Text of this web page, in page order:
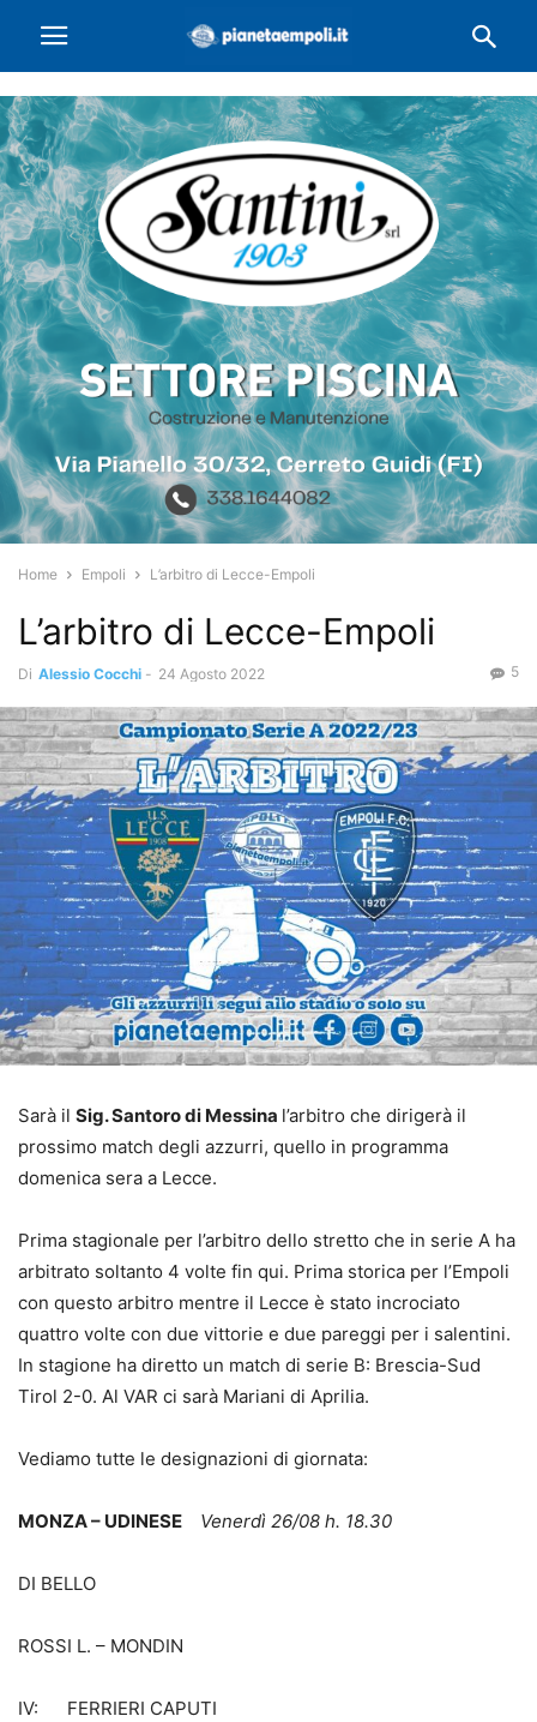
Home Empoli L’arbitro di Lecce-Empoli
L’arbitro di Lecce-Empoli
Di Alessio Cocchi - 24 Agosto 2022 5
Sarà il Sig. Santoro di Messina l’arbitro che dirigerà il
prossimo match degli azzurri, quello in programma
domenica sera a Lecce.
Prima stagionale per l’arbitro dello stretto che in serie A ha
arbitrato soltanto 4 volte fin qui. Prima storica per l’Empoli
con questo arbitro mentre il Lecce è stato incrociato
quattro volte con due vittorie e due pareggi per i salentini.
In stagione ha diretto un match di serie B: Brescia-Sud
Tirol 2-0. Al VAR ci sarà Mariani di Aprilia.
Vediamo tutte le designazioni di giornata:
MONZA – UDINESE Venerdì 26/08 h. 18.30
DI BELLO
ROSSI L. – MONDIN
IV: FERRIERI CAPUTI